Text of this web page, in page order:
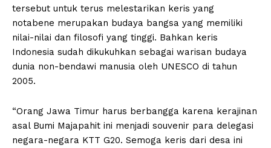
tersebut untuk terus melestarikan keris yang
notabene merupakan budaya bangsa yang memiliki
nilai-nilai dan filosofi yang tinggi. Bahkan keris
Indonesia sudah dikukuhkan sebagai warisan budaya
dunia non-bendawi manusia oleh UNESCO di tahun
2005.
“Orang Jawa Timur harus berbangga karena kerajinan
asal Bumi Majapahit ini menjadi souvenir para delegasi
negara-negara KTT G20. Semoga keris dari desa ini